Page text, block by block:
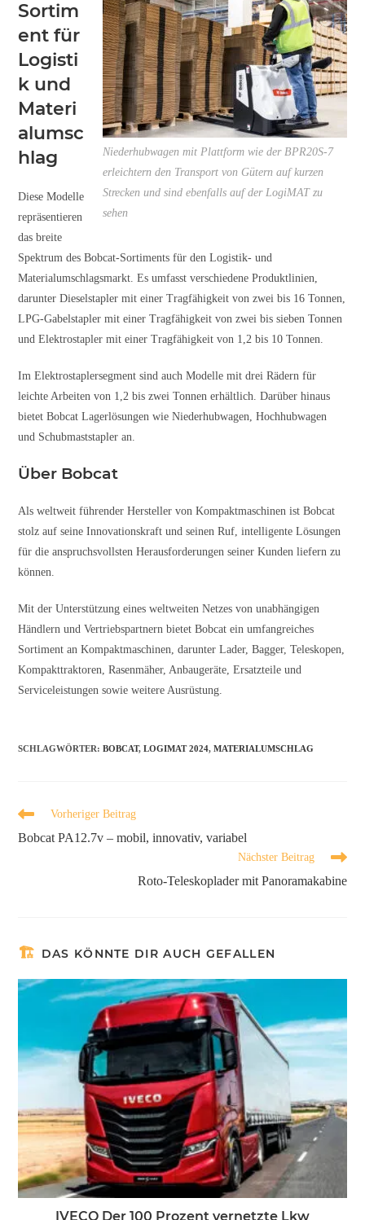
Niederhubwagen mit Plattform wie der BPR20S-7
erleichtern den Transport von Gütern auf kurzen
Strecken und sind ebenfalls auf der LogiMAT zu
sehen
Sortim
ent für
Logisti
k und
Materi
alumsc
hlag
Diese Modelle
repräsentieren
das breite
Spektrum des Bobcat-Sortiments für den Logistik- und
Materialumschlagsmarkt. Es umfasst verschiedene Produktlinien,
darunter Dieselstapler mit einer Tragfähigkeit von zwei bis 16 Tonnen,
LPG-Gabelstapler mit einer Tragfähigkeit von zwei bis sieben Tonnen
und Elektrostapler mit einer Tragfähigkeit von 1,2 bis 10 Tonnen.
Im Elektrostaplersegment sind auch Modelle mit drei Rädern für
leichte Arbeiten von 1,2 bis zwei Tonnen erhältlich. Darüber hinaus
bietet Bobcat Lagerlösungen wie Niederhubwagen, Hochhubwagen
und Schubmaststapler an.
Über Bobcat
Als weltweit führender Hersteller von Kompaktmaschinen ist Bobcat
stolz auf seine Innovationskraft und seinen Ruf, intelligente Lösungen
für die anspruchsvollsten Herausforderungen seiner Kunden liefern zu
können.
Mit der Unterstützung eines weltweiten Netzes von unabhängigen
Händlern und Vertriebspartnern bietet Bobcat ein umfangreiches
Sortiment an Kompaktmaschinen, darunter Lader, Bagger, Teleskopen,
Kompakttraktoren, Rasenmäher, Anbaugeräte, Ersatzteile und
Serviceleistungen sowie weitere Ausrüstung.
SCHLAGWÖRTER:BOBCAT, LOGIMAT 2024, MATERIALUMSCHLAG
Vorheriger Beitrag
Bobcat PA12.7v – mobil, innovativ, variabel
Nächster Beitrag
Roto-Teleskoplader mit Panoramakabine
DAS KÖNNTE DIR AUCH GEFALLEN
IVECO Der 100 Prozent vernetzte Lkw